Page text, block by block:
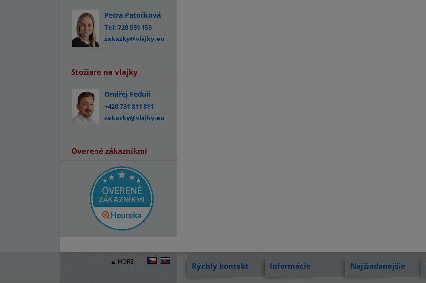
Petra Patočková
Tel: 720 551 155
zakazky@vlajky.eu
Stožiare na vlajky
Ondřej Feduň
+420 731 811 811
zakazky@vlajky.eu
Overené zákazníkmi
▲ HORE Rýchly kontakt Informácie Najžiadanejšie